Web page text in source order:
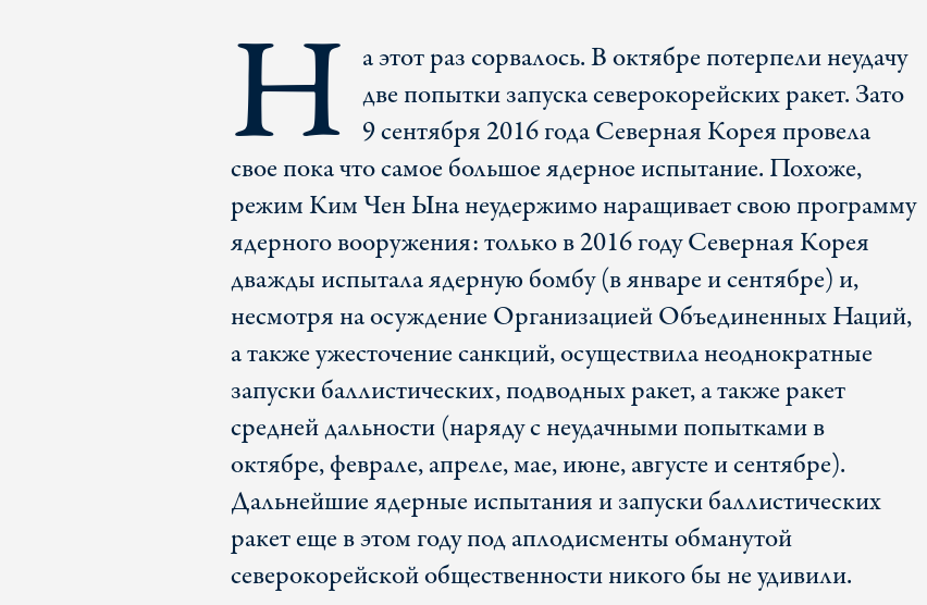
Н а этот раз сорвалось. В октябре потерпели неудачу
две попытки запуска северокорейских ракет. Зато
9 сентября 2016 года Северная Корея провела
свое пока что самое большое ядерное испытание. Похоже,
режим Ким Чен Ына неудержимо наращивает свою программу
ядерного вооружения: только в 2016 году Северная Корея
дважды испытала ядерную бомбу (в январе и сентябре) и,
несмотря на осуждение Организацией Объединенных Наций,
а также ужесточение санкций, осуществила неоднократные
запуски баллистических, подводных ракет, а также ракет
средней дальности (наряду с неудачными попытками в
октябре, феврале, апреле, мае, июне, августе и сентябре).
Дальнейшие ядерные испытания и запуски баллистических
ракет еще в этом году под аплодисменты обманутой
северокорейской общественности никого бы не удивили.